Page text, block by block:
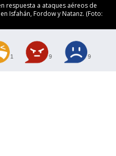
respuesta a ataques aéreos de
Isfahán, Fordow y Natanz. (Foto:
1 9 9